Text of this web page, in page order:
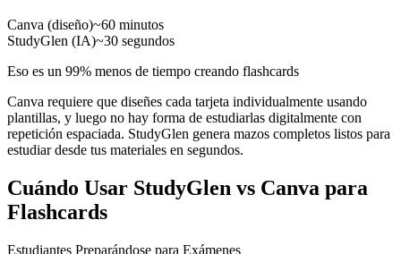
Canva (diseño)~60 minutos
StudyGlen (IA)~30 segundos
Eso es un 99% menos de tiempo creando flashcards
Canva requiere que diseñes cada tarjeta individualmente usando
plantillas, y luego no hay forma de estudiarlas digitalmente con
repetición espaciada. StudyGlen genera mazos completos listos para
estudiar desde tus materiales en segundos.
Cuándo Usar StudyGlen vs Canva para
Flashcards
Estudiantes Preparándose para Exámenes